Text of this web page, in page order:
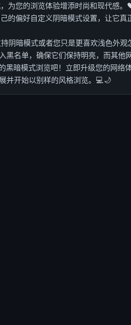
为您的浏览体验增添时尚和现代感。
的偏好自定义阴暗模式设置，让它真
阴暗模式或者您只是更喜欢浅色外观
黑名单，确保它们保持明亮，而其他
黑暗模式浏览吧！立即升级您的网络
并开始以别样的风格浏览。💻🌙